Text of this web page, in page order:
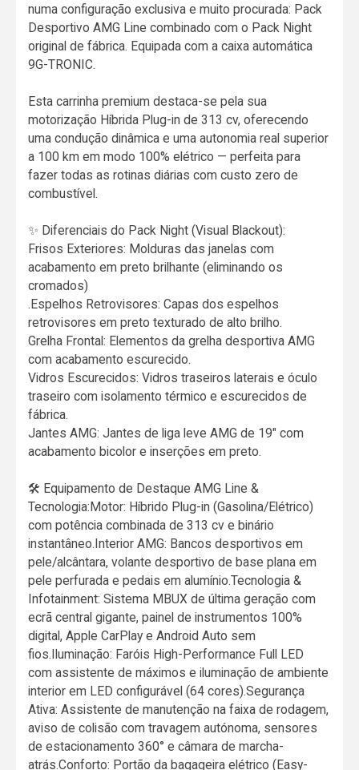
numa configuração exclusiva e muito procurada: Pack
Desportivo AMG Line combinado com o Pack Night
original de fábrica. Equipada com a caixa automática
9G-TRONIC.
Esta carrinha premium destaca-se pela sua
motorização Híbrida Plug-in de 313 cv, oferecendo
uma condução dinâmica e uma autonomia real superior
a 100 km em modo 100% elétrico — perfeita para
fazer todas as rotinas diárias com custo zero de
combustível.
✨ Diferenciais do Pack Night (Visual Blackout):
Frisos Exteriores: Molduras das janelas com
acabamento em preto brilhante (eliminando os
cromados)
.Espelhos Retrovisores: Capas dos espelhos
retrovisores em preto texturado de alto brilho.
Grelha Frontal: Elementos da grelha desportiva AMG
com acabamento escurecido.
Vidros Escurecidos: Vidros traseiros laterais e óculo
traseiro com isolamento térmico e escurecidos de
fábrica.
Jantes AMG: Jantes de liga leve AMG de 19" com
acabamento bicolor e inserções em preto.
🛠️ Equipamento de Destaque AMG Line &
Tecnologia:Motor: Híbrido Plug-in (Gasolina/Elétrico)
com potência combinada de 313 cv e binário
instantâneo.Interior AMG: Bancos desportivos em
pele/alcântara, volante desportivo de base plana em
pele perfurada e pedais em alumínio.Tecnologia &
Infotainment: Sistema MBUX de última geração com
ecrã central gigante, painel de instrumentos 100%
digital, Apple CarPlay e Android Auto sem
fios.Iluminação: Faróis High-Performance Full LED
com assistente de máximos e iluminação de ambiente
interior em LED configurável (64 cores).Segurança
Ativa: Assistente de manutenção na faixa de rodagem,
aviso de colisão com travagem autónoma, sensores
de estacionamento 360° e câmara de marcha-
atrás.Conforto: Portão da bagageira elétrico (Easy-